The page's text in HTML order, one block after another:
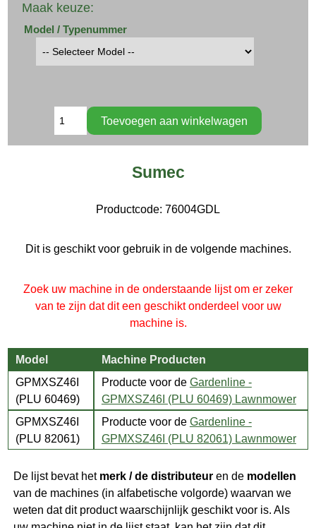
Maak keuze:
Model / Typenummer
Sumec
Productcode: 76004GDL
Dit is geschikt voor gebruik in de volgende machines.
Zoek uw machine in de onderstaande lijst om er zeker
van te zijn dat dit een geschikt onderdeel voor uw
machine is.
Model
Machine Producten
GPMXSZ46I
(PLU 60469)
Producte voor de Gardenline -
GPMXSZ46I (PLU 60469) Lawnmower
GPMXSZ46I
(PLU 82061)
Producte voor de Gardenline -
GPMXSZ46I (PLU 82061) Lawnmower
De lijst bevat het merk / de distributeur en de modellen
van de machines (in alfabetische volgorde) waarvan we
weten dat dit product waarschijnlijk geschikt voor is. Als